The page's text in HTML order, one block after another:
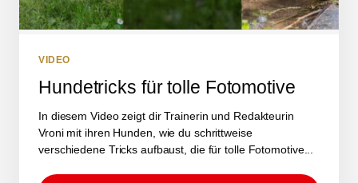
VIDEO
Hundetricks für tolle Fotomotive
In diesem Video zeigt dir Trainerin und Redakteurin
Vroni mit ihren Hunden, wie du schrittweise
verschiedene Tricks aufbaust, die für tolle Fotomotive...